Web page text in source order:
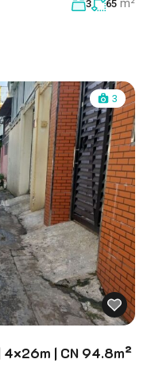
3 65 m²
3
4×26m | CN 94.8m²